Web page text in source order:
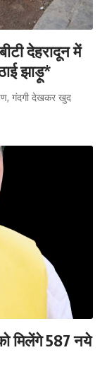
देहरादून में
झाड़ू*
गंदगी देखकर खुद
मिलेंगे 587 नये